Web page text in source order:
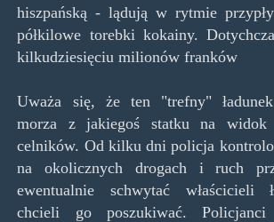
hiszpańską - lądują w rytmie
półkilowe torebki kokainy.
kilkudziesięciu milionów franków
Uważa się, że ten "trefny"
morza z jakiegoś statku na widok
celników. Od kilku dni policja
na okolicznych drogach i ruch
ewentualnie schwytać właścicieli
chcieli go poszukiwać.